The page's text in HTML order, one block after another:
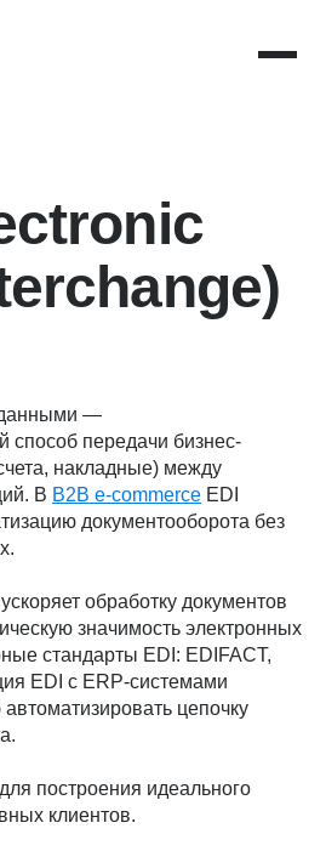
—
способ передачи бизнес-
накладные) между
В B2B e-commerce EDI
документооборота без
обработку документов
значимость электронных
стандарты EDI: EDIFACT,
EDI с ERP-системами
цепочку
для построения идеального
клиентов.